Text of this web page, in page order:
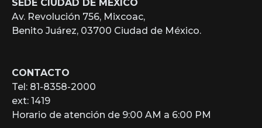
SEDE CIUDAD DE MÉXICO
Av. Revolución 756, Mixcoac,
Benito Juárez, 03700 Ciudad de México.
CONTACTO
Tel: 81-8358-2000
ext: 1419
Horario de atención de 9:00 AM a 6:00 PM